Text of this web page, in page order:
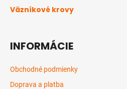
Väzníkové krovy
INFORMÁCIE
Obchodné podmienky
Doprava a platba